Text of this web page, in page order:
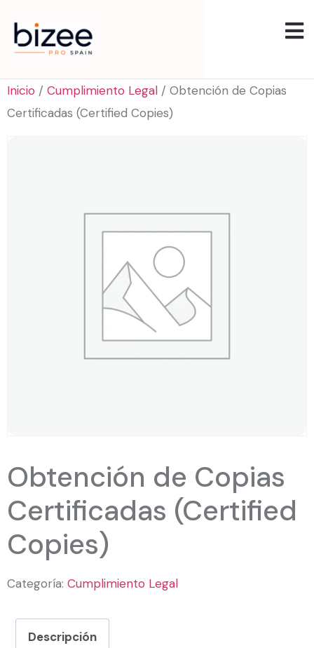
Inicio / Cumplimiento Legal / Obtención de Copias
Certificadas (Certified Copies)
Obtención de Copias
Certificadas (Certified
Copies)
Categoría: Cumplimiento Legal
Descripción